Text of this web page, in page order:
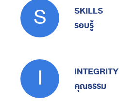
S
SKILLS
รอบรู้
I
INTEGRITY
คุณธรรม